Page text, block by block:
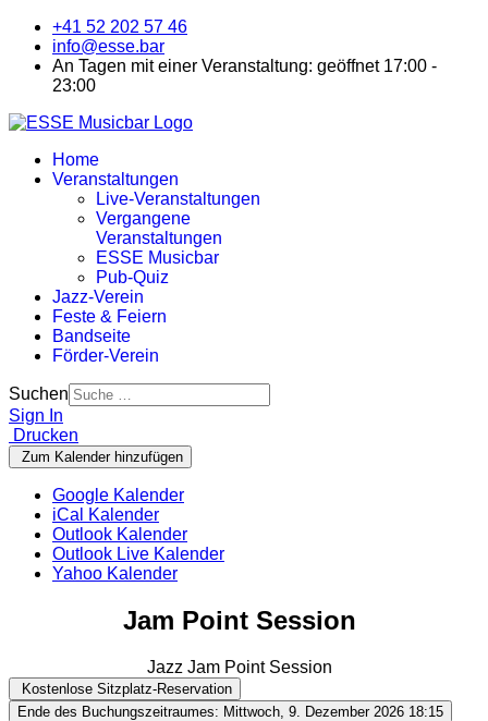
+41 52 202 57 46
info@esse.bar
An Tagen mit einer Veranstaltung: geöffnet 17:00 -
23:00
Home
Veranstaltungen
Live-Veranstaltungen
Vergangene
Veranstaltungen
ESSE Musicbar
Pub-Quiz
Jazz-Verein
Feste & Feiern
Bandseite
Förder-Verein
Suchen
Sign In
Drucken
Zum Kalender hinzufügen
Google Kalender
iCal Kalender
Outlook Kalender
Outlook Live Kalender
Yahoo Kalender
Jam Point Session
Jazz Jam Point Session
Kostenlose Sitzplatz-Reservation
Ende des Buchungszeitraumes: Mittwoch, 9. Dezember 2026 18:15